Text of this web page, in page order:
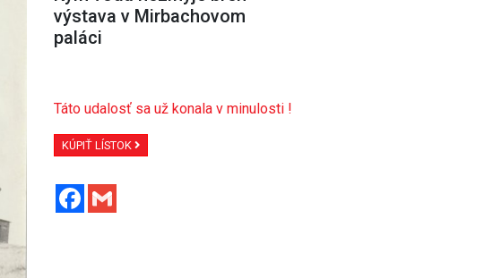
výstava v Mirbachovom
paláci
Táto udalosť sa už konala v minulosti !
KÚPIŤ LÍSTOK
Facebook